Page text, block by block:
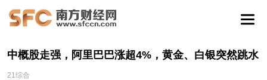
中概股走强，阿里巴巴涨超4%，黄金、白银突然跳水
21综合